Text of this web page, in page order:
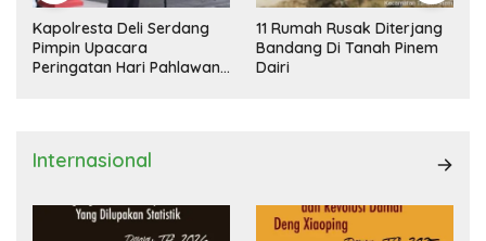
Kapolresta Deli Serdang
Pimpin Upacara
Peringatan Hari Pahlawan
11 Rumah Rusak Diterjang
Bandang Di Tanah Pinem
Dairi
Internasional